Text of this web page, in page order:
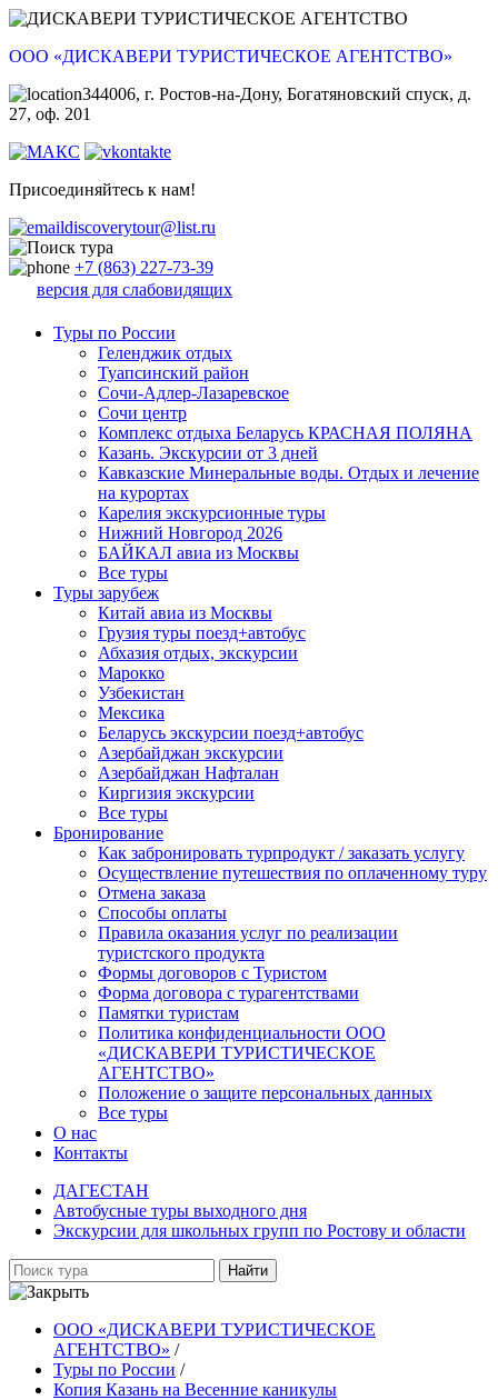
ООО «ДИСКАВЕРИ ТУРИСТИЧЕСКОЕ АГЕНТСТВО»
344006, г. Ростов-на-Дону, Богатяновский спуск, д.
27, оф. 201
Присоединяйтесь к нам!
discoverytour@list.ru
+7 (863) 227-73-39
версия для слабовидящих
Туры по России
Геленджик отдых
Туапсинский район
Сочи-Адлер-Лазаревское
Сочи центр
Комплекс отдыха Беларусь КРАСНАЯ ПОЛЯНА
Казань. Экскурсии от 3 дней
Кавказские Минеральные воды. Отдых и лечение
на курортах
Карелия экскурсионные туры
Нижний Новгород 2026
БАЙКАЛ авиа из Москвы
Все туры
Туры зарубеж
Китай авиа из Москвы
Грузия туры поезд+автобус
Абхазия отдых, экскурсии
Марокко
Узбекистан
Мексика
Беларусь экскурсии поезд+автобус
Азербайджан экскурсии
Азербайджан Нафталан
Киргизия экскурсии
Все туры
Бронирование
Как забронировать турпродукт / заказать услугу
Осуществление путешествия по оплаченному туру
Отмена заказа
Способы оплаты
Правила оказания услуг по реализации
туристского продукта
Формы договоров с Туристом
Форма договора с турагентствами
Памятки туристам
Политика конфиденциальности ООО
«ДИСКАВЕРИ ТУРИСТИЧЕСКОЕ
АГЕНТСТВО»
Положение о защите персональных данных
Все туры
О нас
Контакты
ДАГЕСТАН
Автобусные туры выходного дня
Экскурсии для школьных групп по Ростову и области
Найти
ООО «ДИСКАВЕРИ ТУРИСТИЧЕСКОЕ
АГЕНТСТВО» /
Туры по России /
Копия Казань на Весенние каникулы